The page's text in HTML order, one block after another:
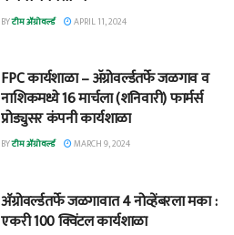
BYटीम ॲग्रोवर्ल्ड APRIL 11, 2024
FPC कार्यशाळा – ॲग्रोवर्ल्डतर्फे जळगाव व
नाशिकमध्ये 16 मार्चला (शनिवारी) फार्मर्स
प्रोड्युसर कंपनी कार्यशाळा
BYटीम ॲग्रोवर्ल्ड MARCH 9, 2024
अ‍ॅग्रोवर्ल्डतर्फे जळगावात 4 नोव्हेंबरला मका :
एकरी 100 क्विंटल कार्यशाळा